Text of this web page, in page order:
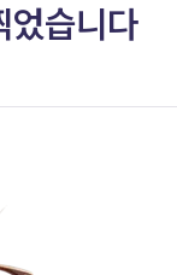
었습니다